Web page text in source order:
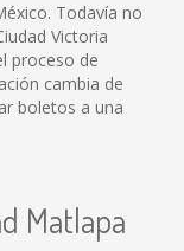
Todavía no
Victoria
proceso de
cambia de
boletos a una
Matlapa